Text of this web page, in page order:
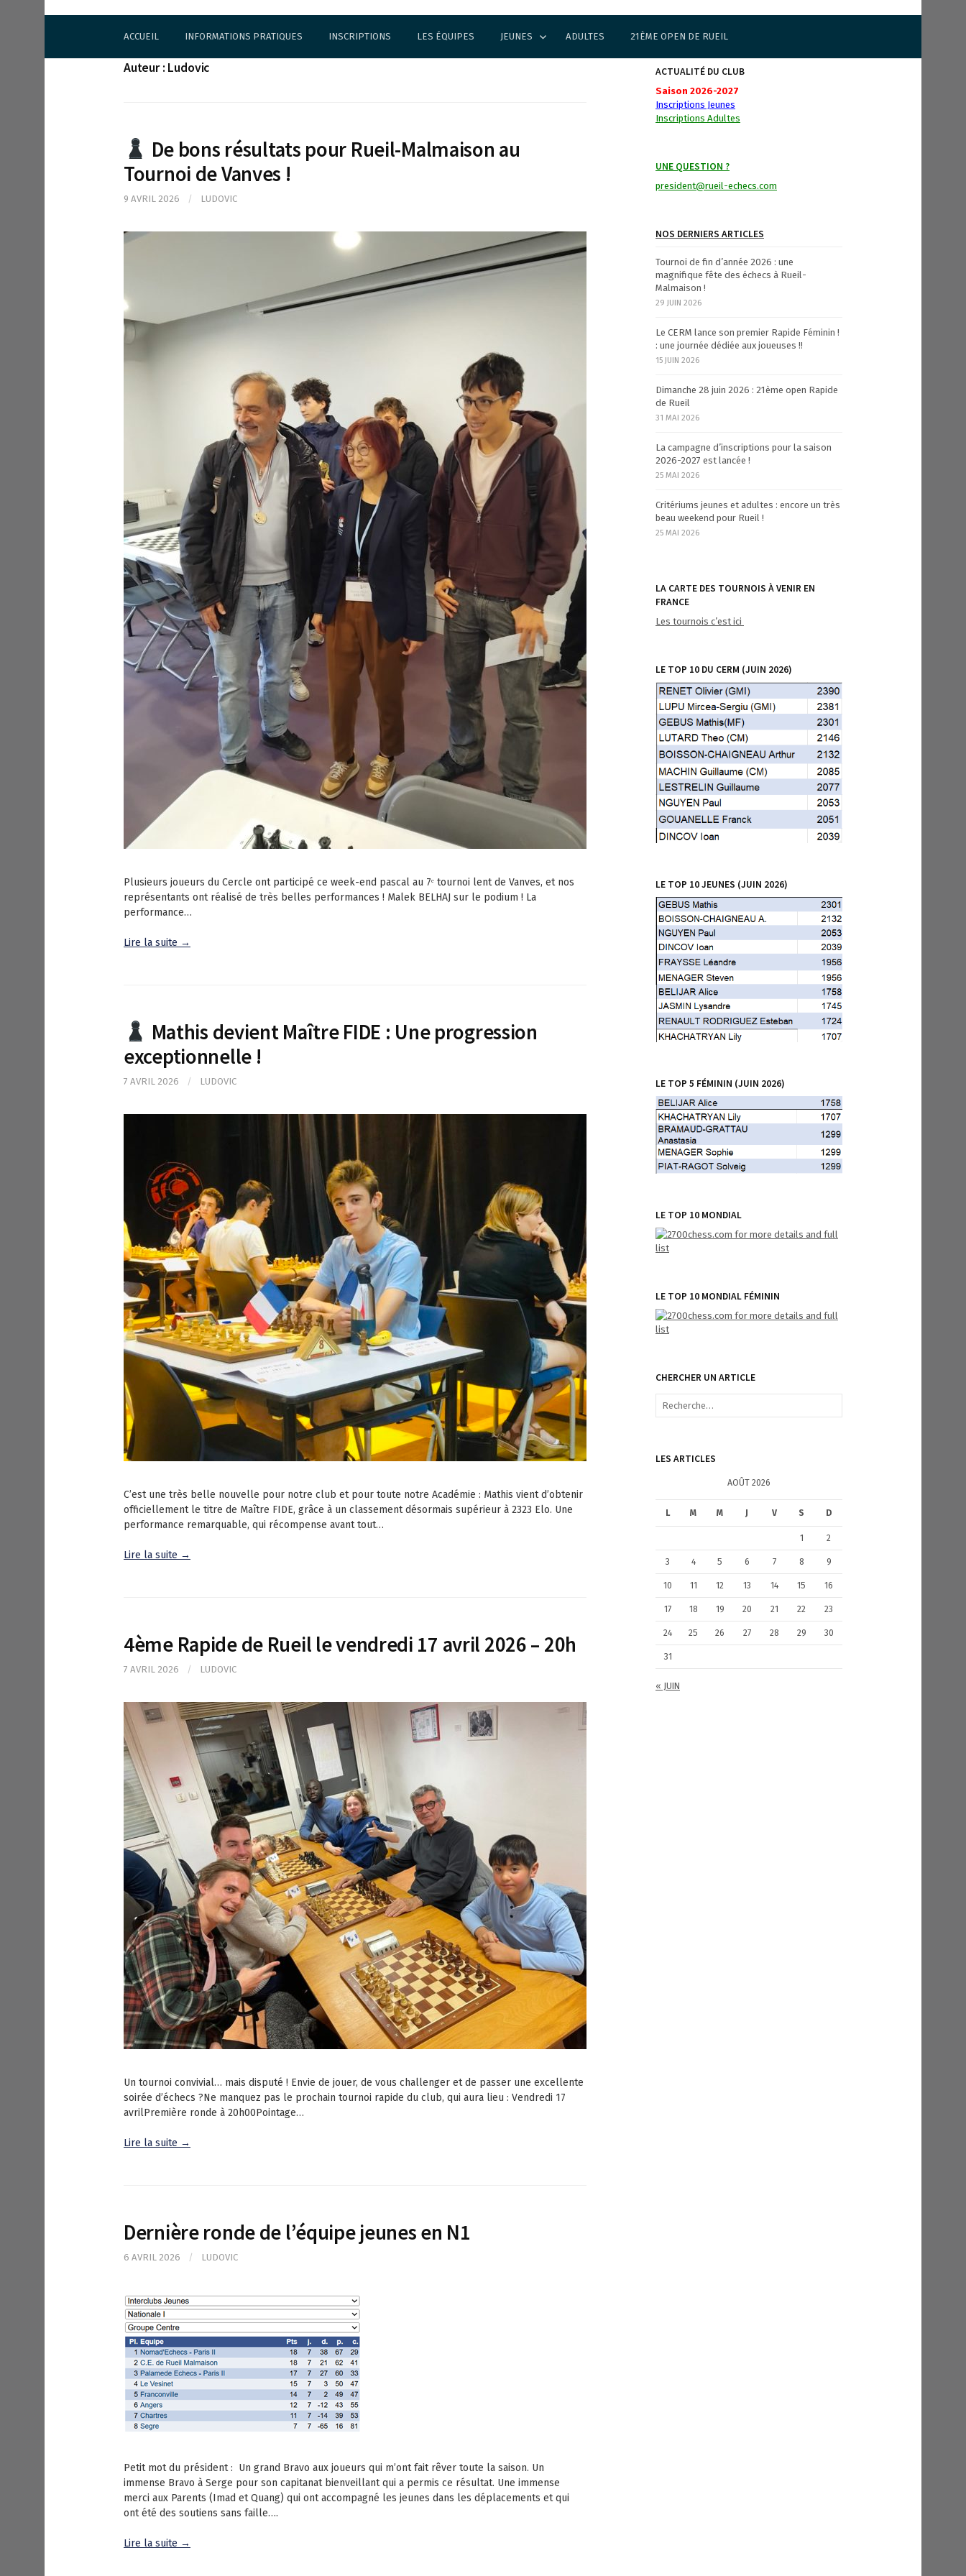
ACCUEIL INFORMATIONS PRATIQUES INSCRIPTIONS LES ÉQUIPES JEUNES ADULTES 21ÈME OPEN DE RUEIL
Auteur : Ludovic
De bons résultats pour Rueil-Malmaison au
Tournoi de Vanves !
9 AVRIL 2026 / LUDOVIC
Plusieurs joueurs du Cercle ont participé ce week-end pascal au 7ᵉ tournoi lent de Vanves, et nos
représentants ont réalisé de très belles performances ! Malek BELHAJ sur le podium ! La
performance…
Lire la suite →
Mathis devient Maître FIDE : Une progression
exceptionnelle !
7 AVRIL 2026 / LUDOVIC
C’est une très belle nouvelle pour notre club et pour toute notre Académie : Mathis vient d’obtenir
officiellement le titre de Maître FIDE, grâce à un classement désormais supérieur à 2323 Elo. Une
performance remarquable, qui récompense avant tout…
Lire la suite →
4ème Rapide de Rueil le vendredi 17 avril 2026 – 20h
7 AVRIL 2026 / LUDOVIC
Un tournoi convivial… mais disputé ! Envie de jouer, de vous challenger et de passer une excellente
soirée d’échecs ?Ne manquez pas le prochain tournoi rapide du club, qui aura lieu : Vendredi 17
avrilPremière ronde à 20h00Pointage…
Lire la suite →
Dernière ronde de l’équipe jeunes en N1
6 AVRIL 2026 / LUDOVIC
Petit mot du président : Un grand Bravo aux joueurs qui m’ont fait rêver toute la saison. Un
immense Bravo à Serge pour son capitanat bienveillant qui a permis ce résultat. Une immense
merci aux Parents (Imad et Quang) qui ont accompagné les jeunes dans les déplacements et qui
ont été des soutiens sans faille….
Lire la suite →
ACTUALITÉ DU CLUB
Saison 2026-2027
Inscriptions Jeunes
Inscriptions Adultes
UNE QUESTION ?
president@rueil-echecs.com
NOS DERNIERS ARTICLES
Tournoi de fin d’année 2026 : une
magnifique fête des échecs à Rueil-
Malmaison !
29 JUIN 2026
Le CERM lance son premier Rapide Féminin !
: une journée dédiée aux joueuses !!
15 JUIN 2026
Dimanche 28 juin 2026 : 21ème open Rapide
de Rueil
31 MAI 2026
La campagne d’inscriptions pour la saison
2026-2027 est lancée !
25 MAI 2026
Critériums jeunes et adultes : encore un très
beau weekend pour Rueil !
25 MAI 2026
LA CARTE DES TOURNOIS À VENIR EN
FRANCE
Les tournois c’est ici
LE TOP 10 DU CERM (JUIN 2026)
LE TOP 10 JEUNES (JUIN 2026)
LE TOP 5 FÉMININ (JUIN 2026)
LE TOP 10 MONDIAL
LE TOP 10 MONDIAL FÉMININ
CHERCHER UN ARTICLE
R
r
:
LES ARTICLES
AOÛT 2026
L M M J V S D
« JUIN
1 2
3 4 5 6 7 8 9
10 11 12 13 14 15 16
17 18 19 20 21 22 23
24 25 26 27 28 29 30
31